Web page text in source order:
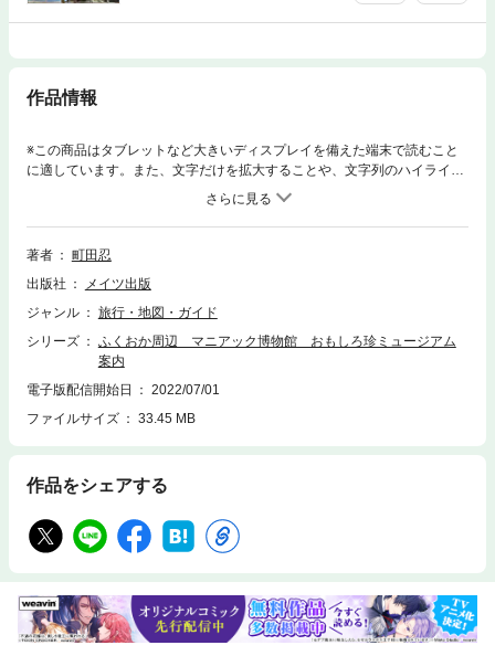
作品情報
※この商品はタブレットなど大きいディスプレイを備えた端末で読むこと
に適しています。また、文字だけを拡大することや、文字列のハイライ
ト、検索、辞書の参照、引用などの機能が使用できません。★ 身近なモ
ノにも歴史あり。★ 小さな空間にディープな世界が凝縮されたマニアも
うなる名館をご紹介します！…★ 個性あふれる５８館。★ コアな魅力
全開！…伊万里湾カブトガニの館九州自動車歴史館松本清張記念館★ 大
くすり博物館★ 極めれば全てアート！！三池カルタ・歴史資料館鏝絵美
術館音浴博物館★ 静かな感動を呼ぶ。元寇史料館門司電気通信レトロ館
からのコレクションがいつのまにか博物館級のものに！？…身近なモノほ
ど記録に残らない。コレクションをしたり関心を寄せたりするモノの基準
は、庶民生活で愛用され、なおかつ安くて、でも歴史があまり知られない
詰、インスタントラーメン…等々。美術館や博物館にあるような工芸品は
明治時代に来日し、庶民の日用品をアメリカに持ち帰ったからこそ残すこ
近すぎて、残そうなんて思わなかったんでしょうね。専門分野に特化した
博物館というのは大きな博物館に負けないくらいのモノが収蔵・展示され
ど当時の人々の生活の様子が分かる展示も興味深いですよ。この本で挙げ
た中で、必ず一つや二つは自分が興味ある博物館があるはずです。まずは
そこに行ってみてはいかがでしょうか。◆◇◆ 本書について ◆◇◆銭
著者
町田忍
出版社
メイツ出版
ジャンル
旅行・地図・ガイド
シリーズ
ふくおか周辺 マニアック博物館 おもしろ珍ミュージアム
案内
電子版配信開始日
2022/07/01
ファイルサイズ
33.45 MB
作品をシェアする